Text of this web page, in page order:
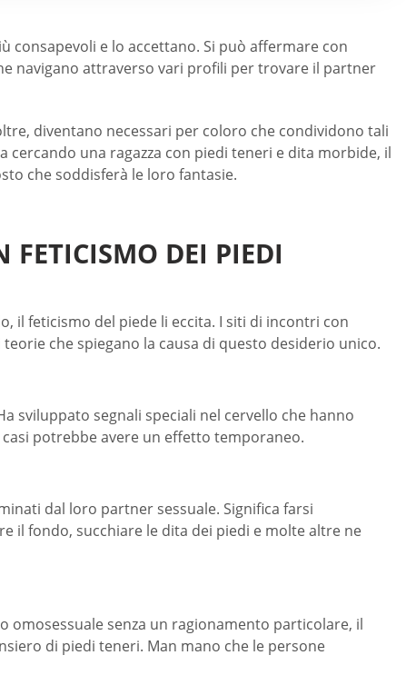
consapevoli e lo accettano. Si può affermare con
navigano attraverso vari profili per trovare il partner
diventano necessari per coloro che condividono tali
una ragazza con piedi teneri e dita morbide, il
che soddisferà le loro fantasie.
FETICISMO DEI PIEDI
il feticismo del piede li eccita. I siti di incontri con
che spiegano la causa di questo desiderio unico.
sviluppato segnali speciali nel cervello che hanno
potrebbe avere un effetto temporaneo.
dal loro partner sessuale. Significa farsi
il fondo, succhiare le dita dei piedi e molte altre ne
omosessuale senza un ragionamento particolare, il
di piedi teneri. Man mano che le persone